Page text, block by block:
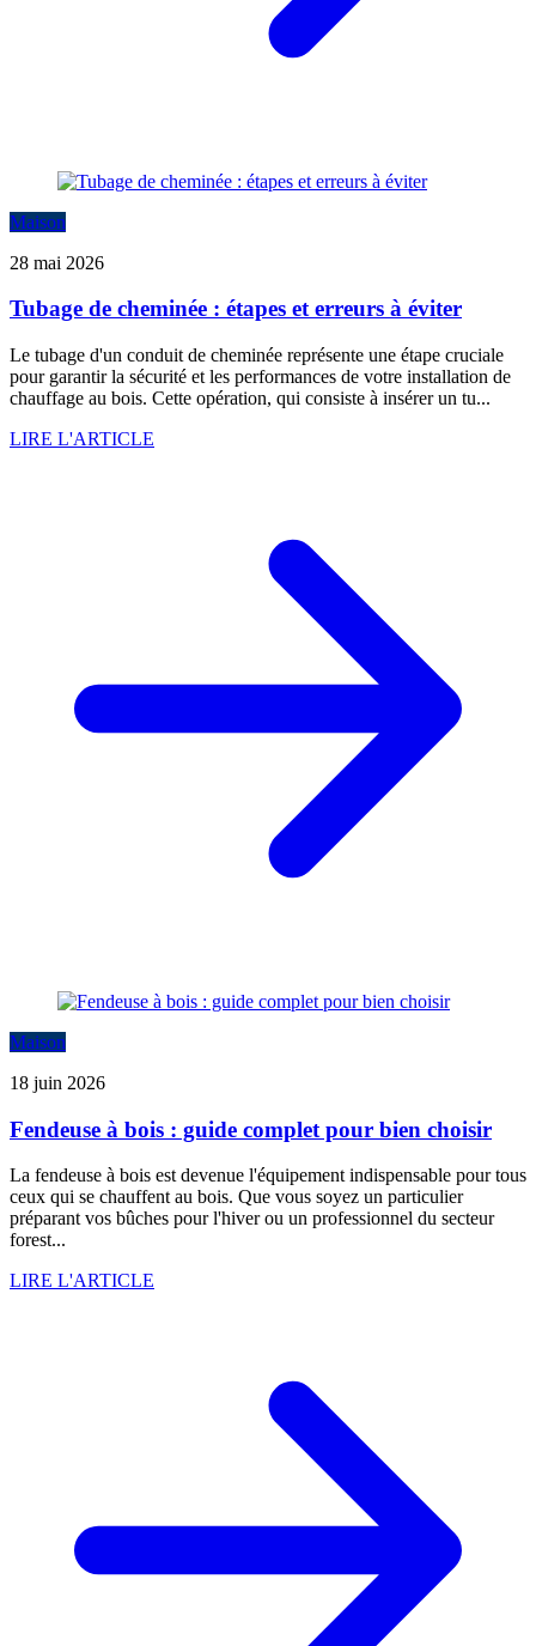
Maison
28 mai 2026
Tubage de cheminée : étapes et erreurs à éviter
Le tubage d'un conduit de cheminée représente une étape cruciale
pour garantir la sécurité et les performances de votre installation de
chauffage au bois. Cette opération, qui consiste à insérer un tu...
LIRE L'ARTICLE
Maison
18 juin 2026
Fendeuse à bois : guide complet pour bien choisir
La fendeuse à bois est devenue l'équipement indispensable pour tous
ceux qui se chauffent au bois. Que vous soyez un particulier
préparant vos bûches pour l'hiver ou un professionnel du secteur
forest...
LIRE L'ARTICLE